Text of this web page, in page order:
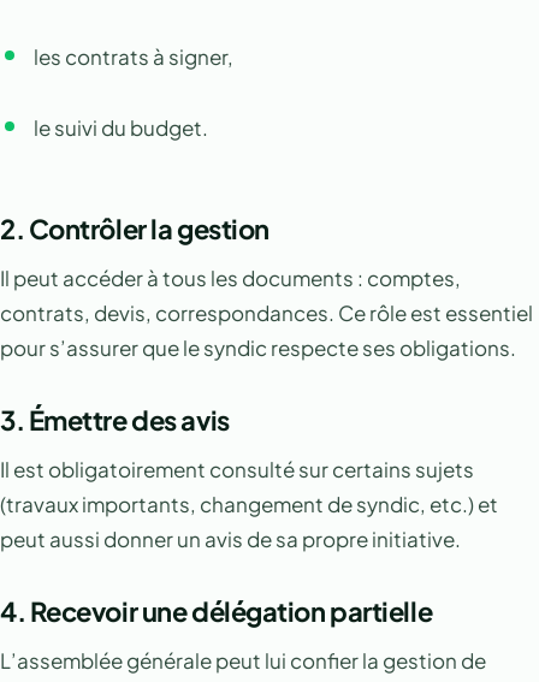
les contrats à signer,
le suivi du budget.
2. Contrôler la gestion
Il peut accéder à tous les documents : comptes,
contrats, devis, correspondances. Ce rôle est essentiel
pour s’assurer que le syndic respecte ses obligations.
3. Émettre des avis
Il est obligatoirement consulté sur certains sujets
(travaux importants, changement de syndic, etc.) et
peut aussi donner un avis de sa propre initiative.
4. Recevoir une délégation partielle
L’assemblée générale peut lui confier la gestion de